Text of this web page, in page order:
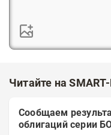
Читайте на
Сообщаем
облигаций серии